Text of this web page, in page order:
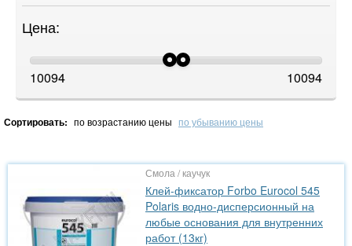
Цена:
10094 10094
Сортировать: по возрастанию цены по убыванию цены
Смола / каучук
Клей-фиксатор Forbo Eurocol 545
Polaris водно-дисперсионный на
любые основания для внутренних
работ (13кг)